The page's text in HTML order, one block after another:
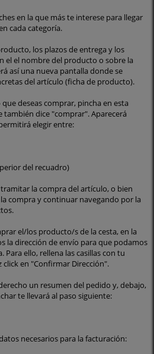
en la que más te interese para llegar
cada categoría.
los plazos de entrega y los
el el nombre del producto o sobre la
así una nueva pantalla donde se
del artículo (ficha de producto).
deseas comprar, pincha en esta
dice "comprar". Aparecerá
elegir entre:
del recuadro)
la compra del artículo, o bien
compra y continuar navegando por la
el/los producto/s de la cesta, en la
la dirección de envío para que podamos
Para ello, rellena las casillas con tu
en "Confirmar Dirección".
un resumen del pedido y, debajo,
te llevará al paso siguiente:
necesarios para la facturación: